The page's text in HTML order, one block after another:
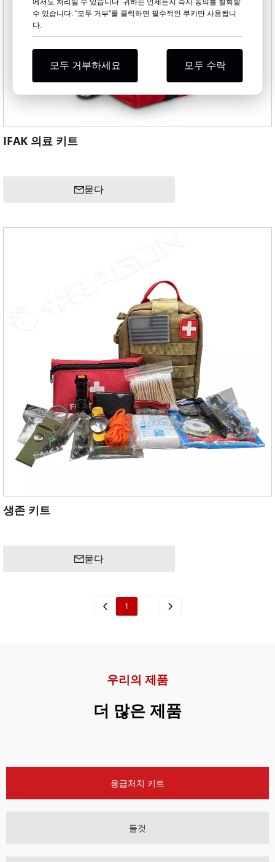
IFAK 의료 키트
묻다
생존 키트
묻다
1
우리의 제품
더 많은 제품
응급처치 키트
들것
수 있습니다. "모두 거부"를 클릭하면 필수적인 쿠키만 사용됩니
다.
모두 거부하세요 모두 수락